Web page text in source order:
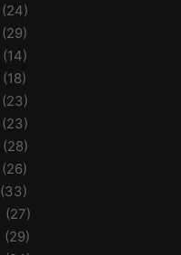
(24)
(29)
(14)
(18)
(23)
(23)
(28)
(26)
(33)
(27)
(29)